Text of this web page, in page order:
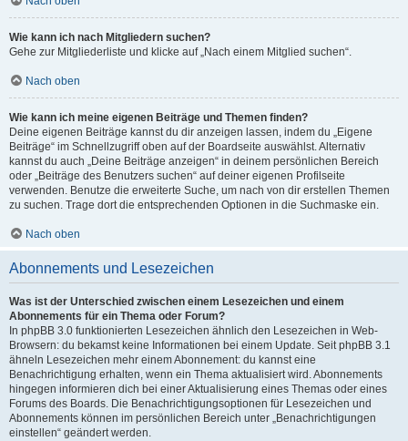
Wie kann ich nach Mitgliedern suchen?
Gehe zur Mitgliederliste und klicke auf „Nach einem Mitglied suchen“.
Nach oben
Wie kann ich meine eigenen Beiträge und Themen finden?
Deine eigenen Beiträge kannst du dir anzeigen lassen, indem du „Eigene
Beiträge“ im Schnellzugriff oben auf der Boardseite auswählst. Alternativ
kannst du auch „Deine Beiträge anzeigen“ in deinem persönlichen Bereich
oder „Beiträge des Benutzers suchen“ auf deiner eigenen Profilseite
verwenden. Benutze die erweiterte Suche, um nach von dir erstellen Themen
zu suchen. Trage dort die entsprechenden Optionen in die Suchmaske ein.
Nach oben
Abonnements und Lesezeichen
Was ist der Unterschied zwischen einem Lesezeichen und einem
Abonnements für ein Thema oder Forum?
In phpBB 3.0 funktionierten Lesezeichen ähnlich den Lesezeichen in Web-
Browsern: du bekamst keine Informationen bei einem Update. Seit phpBB 3.1
ähneln Lesezeichen mehr einem Abonnement: du kannst eine
Benachrichtigung erhalten, wenn ein Thema aktualisiert wird. Abonnements
hingegen informieren dich bei einer Aktualisierung eines Themas oder eines
Forums des Boards. Die Benachrichtigungsoptionen für Lesezeichen und
Abonnements können im persönlichen Bereich unter „Benachrichtigungen
einstellen“ geändert werden.